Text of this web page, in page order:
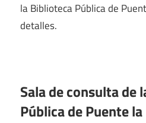
la Biblioteca Pública de
detalles.
Sala de consulta de
Pública de Puente